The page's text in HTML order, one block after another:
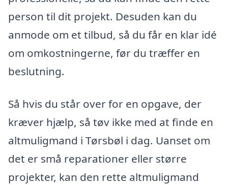
person til dit projekt. Desuden kan du
anmode om et tilbud, så du får en klar idé
om omkostningerne, før du træffer en
beslutning.
Så hvis du står over for en opgave, der
kræver hjælp, så tøv ikke med at finde en
altmuligmand i Tørsbøl i dag. Uanset om
det er små reparationer eller større
projekter, kan den rette altmuligmand